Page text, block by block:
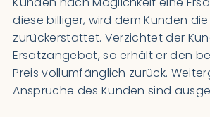
diese billiger, wird dem Kunden
zurückerstattet. Verzichtet der
Ersatzangebot, so erhält er den
Preis vollumfänglich zurück.
Ansprüche des Kunden sind